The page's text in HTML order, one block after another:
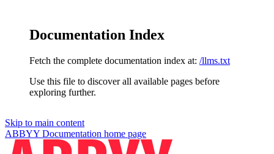
Documentation Index
Fetch the complete documentation index at: /llms.txt
Use this file to discover all available pages before
exploring further.
Skip to main content
ABBYY Documentation home page